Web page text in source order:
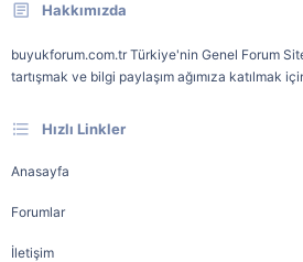
Hakkımızda
buyukforum.com.tr Türkiye'nin Genel Forum
tartışmak ve bilgi paylaşım ağımıza katılmak
Hızlı Linkler
Anasayfa
Forumlar
İletişim